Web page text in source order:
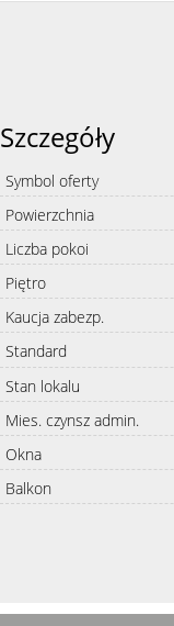
Szczegóły
Symbol oferty
Powierzchnia
Liczba pokoi
Piętro
Kaucja zabezp.
Standard
Stan lokalu
Mies. czynsz admin.
Okna
Balkon